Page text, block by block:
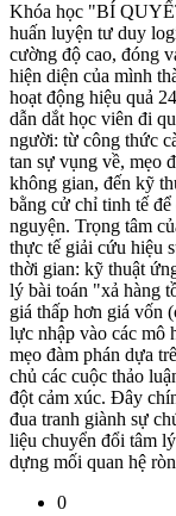
Khóa học "BÍ
huấn luyện tư duy
cường độ cao, đóng
hiện diện của mình
hoạt động hiệu quả
dẫn dắt học viên đi
người: từ công thức
tan sự vụng về, mẹo
không gian, đến kỹ
bằng cử chỉ tinh tế
nguyện. Trọng tâm
thực tế giải cứu hiệu
thời gian: kỹ thuật
lý bài toán "xả hàng
giá thấp hơn giá vốn
lực nhập vào các mô
mẹo đàm phán dựa
chủ các cuộc thảo
đột cảm xúc. Đây
đua tranh giành sự
liệu chuyển đổi tâm
dựng mối quan hệ
0